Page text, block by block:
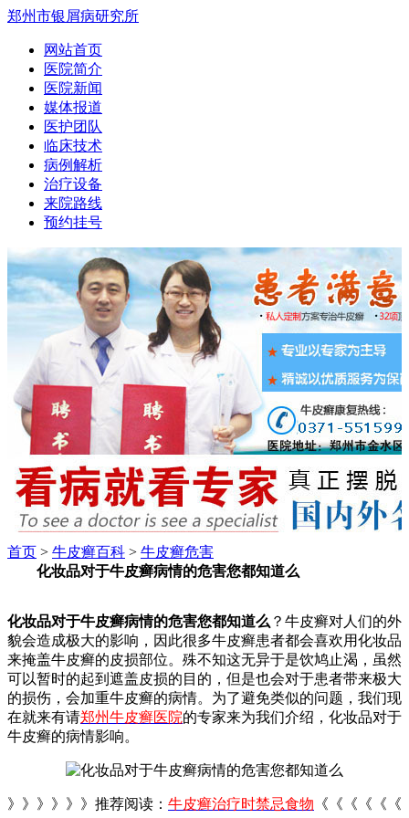
郑州市银屑病研究所
网站首页
医院简介
医院新闻
媒体报道
医护团队
临床技术
病例解析
治疗设备
来院路线
预约挂号
首页 > 牛皮癣百科 > 牛皮癣危害
化妆品对于牛皮癣病情的危害您都知道么
化妆品对于牛皮癣病情的危害您都知道么 ？牛皮癣对人们的外
貌会造成极大的影响，因此很多牛皮癣患者都会喜欢用化妆品
来掩盖牛皮癣的皮损部位。殊不知这无异于是饮鸠止渴，虽然
可以暂时的起到遮盖皮损的目的，但是也会对于患者带来极大
的损伤，会加重牛皮癣的病情。为了避免类似的问题，我们现
在就来有请郑州牛皮癣医院的专家来为我们介绍，化妆品对于
牛皮癣的病情影响。
》》》》》》推荐阅读： 牛皮癣治疗时禁忌食物 《《《《《《